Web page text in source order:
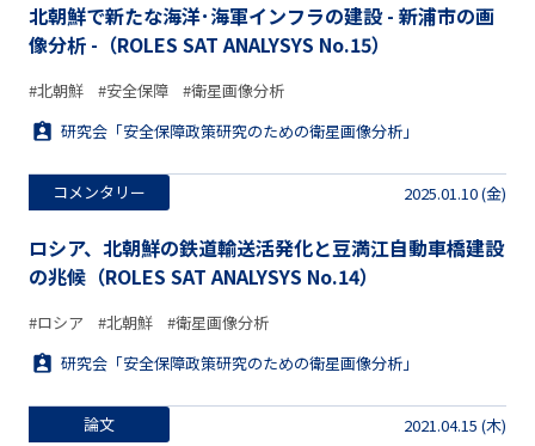
北朝鮮で新たな海洋･海軍インフラの建設 - 新浦市の画
像分析 -（ROLES SAT ANALYSYS No.15）
#北朝鮮 #安全保障
#衛星画像分析
研究会「安全保障政策研究のための衛星画像分析」
コメンタリー 2025.01.10 (金)
ロシア、北朝鮮の鉄道輸送活発化と豆満江自動車橋建設
の兆候（ROLES SAT ANALYSYS No.14）
#ロシア #北朝鮮
#衛星画像分析
研究会「安全保障政策研究のための衛星画像分析」
論文 2021.04.15 (木)